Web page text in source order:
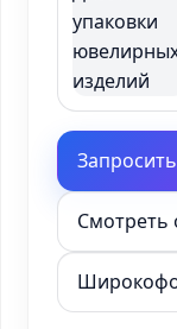
Смотреть